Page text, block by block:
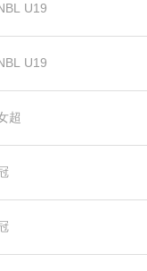
U19
U19
超